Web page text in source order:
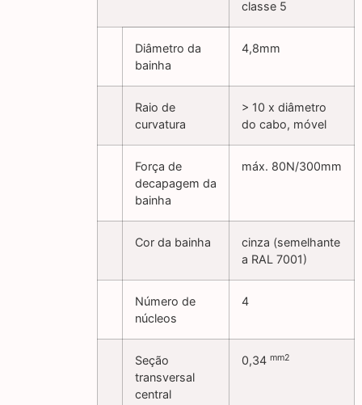
classe 5
Diâmetro da
bainha
4,8mm
Raio de
curvatura
> 10 x diâmetro
do cabo, móvel
Força de
decapagem da
bainha
máx. 80N/300mm
Cor da bainha
cinza (semelhante
a RAL 7001)
Número de
núcleos
4
Seção
transversal
central
0,34 mm2